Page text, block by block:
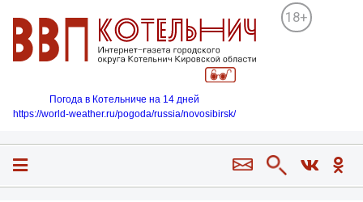
18+
Погода в Котельниче на 14 дней
https://world-weather.ru/pogoda/russia/novosibirsk/